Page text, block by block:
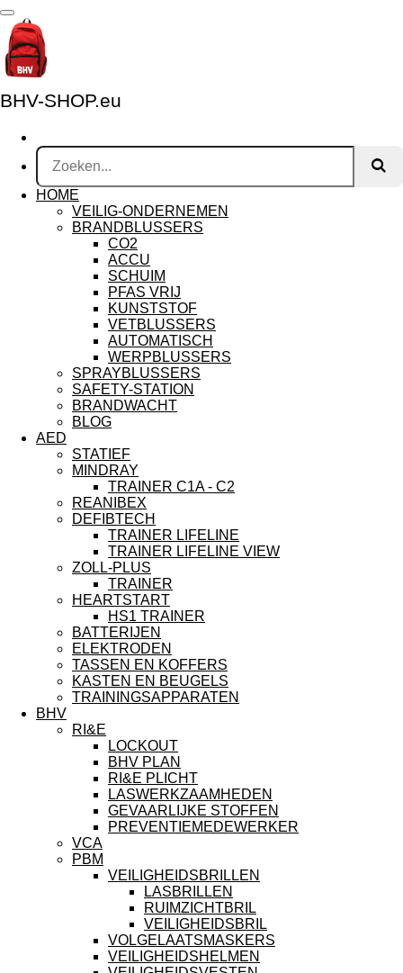
Ga
direct
naar
de
hoofdinhoud
BHV-SHOP.eu
HOME
VEILIG-ONDERNEMEN
BRANDBLUSSERS
CO2
ACCU
SCHUIM
PFAS VRIJ
KUNSTSTOF
VETBLUSSERS
AUTOMATISCH
WERPBLUSSERS
SPRAYBLUSSERS
SAFETY-STATION
BRANDWACHT
BLOG
AED
STATIEF
MINDRAY
TRAINER C1A - C2
REANIBEX
DEFIBTECH
TRAINER LIFELINE
TRAINER LIFELINE VIEW
ZOLL-PLUS
TRAINER
HEARTSTART
HS1 TRAINER
BATTERIJEN
ELEKTRODEN
TASSEN EN KOFFERS
KASTEN EN BEUGELS
TRAININGSAPPARATEN
BHV
RI&E
LOCKOUT
BHV PLAN
RI&E PLICHT
LASWERKZAAMHEDEN
GEVAARLIJKE STOFFEN
PREVENTIEMEDEWERKER
VCA
PBM
VEILIGHEIDSBRILLEN
LASBRILLEN
RUIMZICHTBRIL
VEILIGHEIDSBRIL
VOLGELAATSMASKERS
VEILIGHEIDSHELMEN